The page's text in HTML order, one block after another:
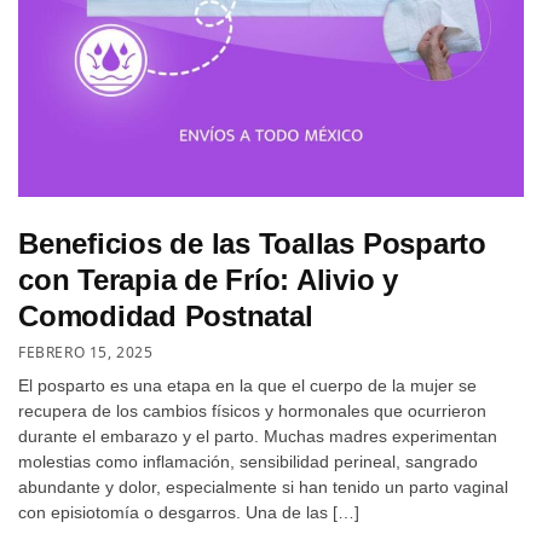
Beneficios de las Toallas Posparto
con Terapia de Frío: Alivio y
Comodidad Postnatal
FEBRERO 15, 2025
El posparto es una etapa en la que el cuerpo de la mujer se
recupera de los cambios físicos y hormonales que ocurrieron
durante el embarazo y el parto. Muchas madres experimentan
molestias como inflamación, sensibilidad perineal, sangrado
abundante y dolor, especialmente si han tenido un parto vaginal
con episiotomía o desgarros. Una de las […]